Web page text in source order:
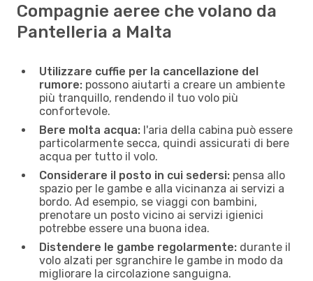
Compagnie aeree che volano da
Pantelleria a Malta
Utilizzare cuffie per la cancellazione del
rumore: possono aiutarti a creare un ambiente
più tranquillo, rendendo il tuo volo più
confortevole.
Bere molta acqua: l'aria della cabina può essere
particolarmente secca, quindi assicurati di bere
acqua per tutto il volo.
Considerare il posto in cui sedersi: pensa allo
spazio per le gambe e alla vicinanza ai servizi a
bordo. Ad esempio, se viaggi con bambini,
prenotare un posto vicino ai servizi igienici
potrebbe essere una buona idea.
Distendere le gambe regolarmente: durante il
volo alzati per sgranchire le gambe in modo da
migliorare la circolazione sanguigna.